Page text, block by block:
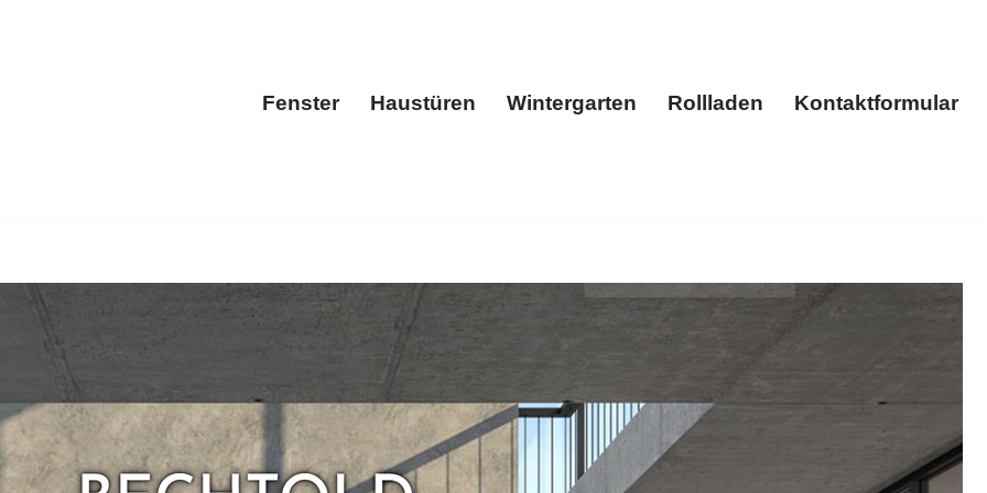
Fenster Haustüren Wintergarten Rollladen Kontaktformular